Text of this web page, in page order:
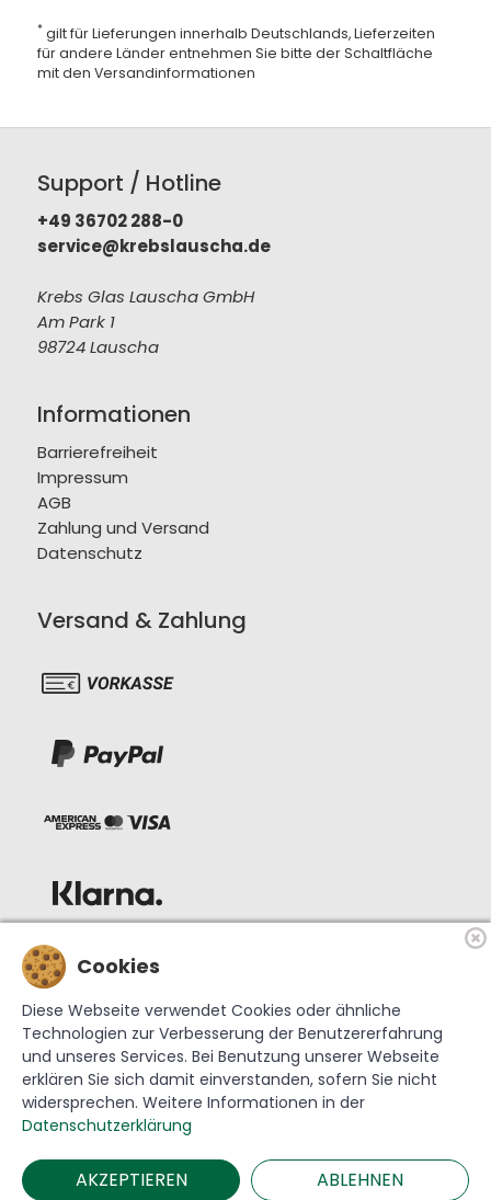
*gilt für Lieferungen innerhalb Deutschlands, Lieferzeiten
für andere Länder entnehmen Sie bitte der Schaltfläche
mit den Versandinformationen
Support / Hotline
+49 36702 288-0
service@krebslauscha.de
Krebs Glas Lauscha GmbH
Am Park 1
98724 Lauscha
Informationen
Barrierefreiheit
Impressum
AGB
Zahlung und Versand
Datenschutz
Versand & Zahlung
© 2026 Krebs Glas Lauscha GmbH
Cookies
Diese Webseite verwendet Cookies oder ähnliche
Technologien zur Verbesserung der Benutzererfahrung
und unseres Services. Bei Benutzung unserer Webseite
erklären Sie sich damit einverstanden, sofern Sie nicht
widersprechen. Weitere Informationen in der
Datenschutzerklärung
AKZEPTIEREN ABLEHNEN